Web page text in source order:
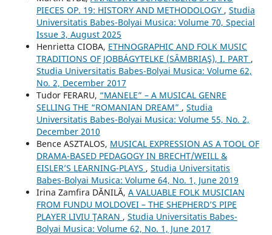
PIECES OP. 19: HISTORY AND METHODOLOGY , Studia
Universitatis Babes-Bolyai Musica: Volume 70, Special
Issue 3, August 2025
Henrietta CIOBA, ETHNOGRAPHIC AND FOLK MUSIC
TRADITIONS OF JOBBÁGYTELKE (SÂMBRIAŞ), I. PART ,
Studia Universitatis Babes-Bolyai Musica: Volume 62,
No. 2, December 2017
Tudor FERARU, “MANELE” – A MUSICAL GENRE
SELLING THE “ROMANIAN DREAM” , Studia
Universitatis Babes-Bolyai Musica: Volume 55, No. 2,
December 2010
Bence ASZTALOS, MUSICAL EXPRESSION AS A TOOL OF
DRAMA-BASED PEDAGOGY IN BRECHT/WEILL &
EISLER’S LEARNING-PLAYS , Studia Universitatis
Babes-Bolyai Musica: Volume 64, No. 1, June 2019
Irina Zamfira DĂNILĂ, A VALUABLE FOLK MUSICIAN
FROM FUNDU MOLDOVEI – THE SHEPHERD’S PIPE
PLAYER LIVIU ŢARAN , Studia Universitatis Babes-
Bolyai Musica: Volume 62, No. 1, June 2017